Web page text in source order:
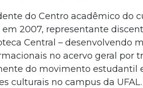
do Centro acadêmico do
2007, representante
Central – desenvolvendo
no acervo geral por
do movimento estudantil
culturais no campus da